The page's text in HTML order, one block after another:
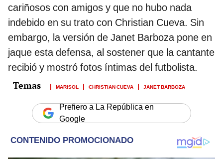
cariñosos con amigos y que no hubo nada
indebido en su trato con Christian Cueva. Sin
embargo, la versión de Janet Barboza pone en
jaque esta defensa, al sostener que la cantante
recibió y mostró fotos íntimas del futbolista.
MARISOL CHRISTIAN CUEVA JANET BARBOZA
Prefiero a La República en
Google